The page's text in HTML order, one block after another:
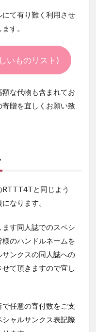
て有り難く利用させ
す。
いものリスト)
額な代物も含まれてお
贈を宜しくお願い致
RTTT4Tと同じよう
なります。
す同人誌でのスペシ
のハンドルネームを
ンクスの同人誌への
て頂きますので宜し
で任意の寄付数をご支
ャルサンクス表記際